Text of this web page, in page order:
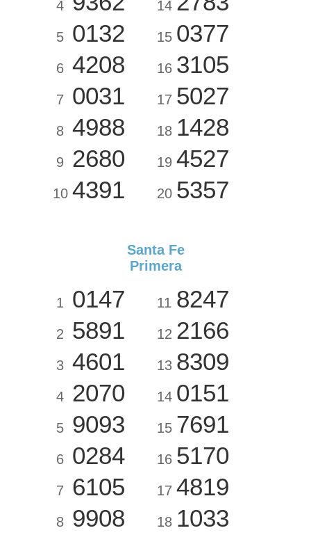
4
5 0132
6 4208
7 0031
8 4988
9 2680
10 4391
14
15 0377
16 3105
17 5027
18 1428
19 4527
20 5357
Santa Fe
Primera
1 0147
2 5891
3 4601
4 2070
5 9093
6 0284
7 6105
8 9908
11 8247
12 2166
13 8309
14 0151
15 7691
16 5170
17 4819
18 1033